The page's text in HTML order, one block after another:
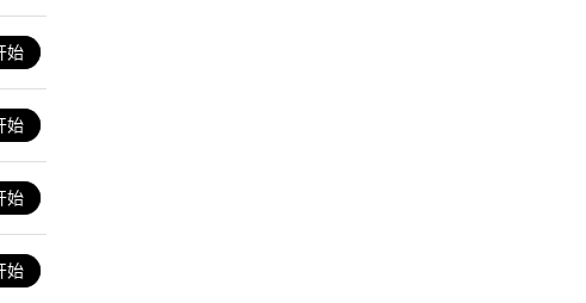
始
始
始
始